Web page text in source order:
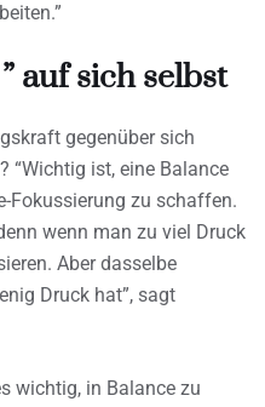
auf sich selbst
gegenüber sich
“Wichtig ist, eine Balance
Fokussierung zu schaffen.
wenn man zu viel Druck
Aber dasselbe
Druck hat”, sagt
wichtig, in Balance zu